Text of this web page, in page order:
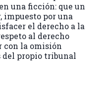
una ficción: que un
impuesto por una
el derecho a la
al derecho
la omisión
del propio tribunal